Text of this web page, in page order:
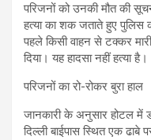
परिजनों को उनकी मौत की
हत्या का शक जताते हुए पुलिस
पहले किसी वाहन से टक्कर
दिया। यह हादसा नहीं हत्या है।
परिजनों का रो-रोकर बुरा हाल
जानकारी के अनुसार होटल में
दिल्ली बाईपास स्थित एक